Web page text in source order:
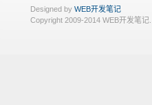
Designed by WEB开发笔记
Copyright 2009-2014 WEB开发笔